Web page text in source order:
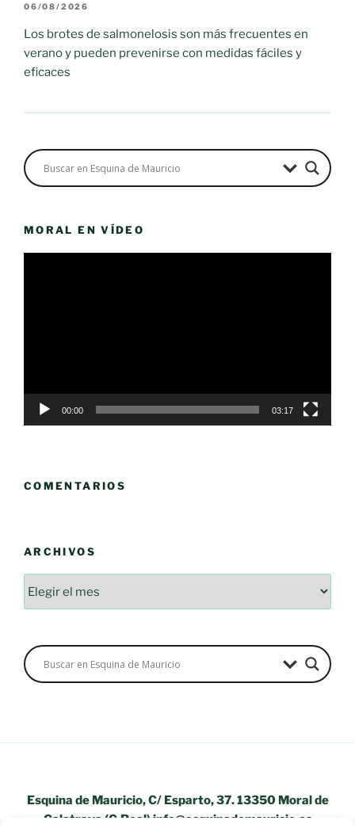
06/08/2026
Los brotes de salmonelosis son más frecuentes en
verano y pueden prevenirse con medidas fáciles y
eficaces
MORAL EN VÍDEO
00:00 03:17
COMENTARIOS
ARCHIVOS
Esquina de Mauricio, C/ Esparto, 37. 13350 Moral de
Calatrava (C.Real) info@esquinademauricio.es